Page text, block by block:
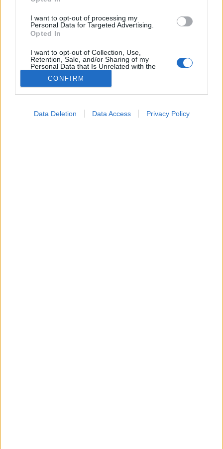
I want to opt-out of processing my
Personal Data for Targeted Advertising.
Opted In
I want to opt-out of Collection, Use,
Retention, Sale, and/or Sharing of my
Personal Data that Is Unrelated with the
Purposes for which it was collected.
Opted Out
CONFIRM
Data Deletion Data Access Privacy Policy
Vizsgálat
2024. november 16. 18:24